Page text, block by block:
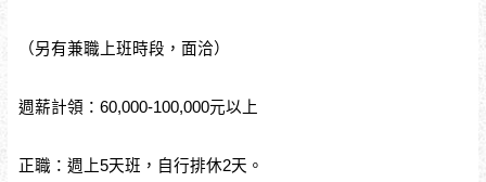
（另有兼職上班時段，面洽）
週薪計領：60,000-100,000元以上
正職：週上5天班，自行排休2天。